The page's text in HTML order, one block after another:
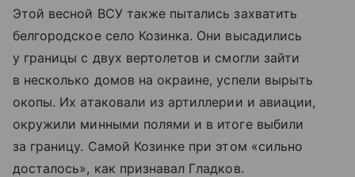
Этой весной ВСУ также пытались захватить
белгородское село Козинка. Они высадились
у границы с двух вертолетов и смогли зайти
в несколько домов на окраине, успели вырыть
окопы. Их атаковали из артиллерии и авиации,
окружили минными полями и в итоге выбили
за границу. Самой Козинке при этом «сильно
досталось», как признавал Гладков.